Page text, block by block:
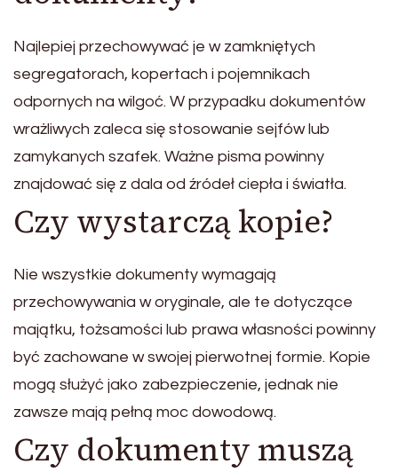
Najlepiej przechowywać je w zamkniętych
segregatorach, kopertach i pojemnikach
odpornych na wilgoć. W przypadku dokumentów
wrażliwych zaleca się stosowanie sejfów lub
zamykanych szafek. Ważne pisma powinny
znajdować się z dala od źródeł ciepła i światła.
Czy wystarczą kopie?
Nie wszystkie dokumenty wymagają
przechowywania w oryginale, ale te dotyczące
majątku, tożsamości lub prawa własności powinny
być zachowane w swojej pierwotnej formie. Kopie
mogą służyć jako zabezpieczenie, jednak nie
zawsze mają pełną moc dowodową.
Czy dokumenty muszą